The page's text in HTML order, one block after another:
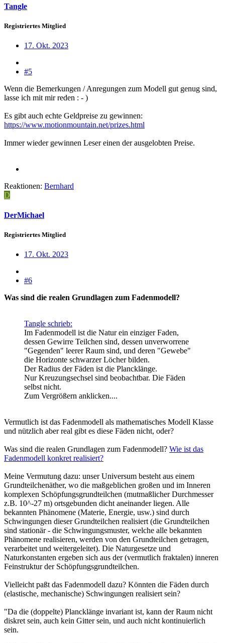
Tangle
Registriertes Mitglied
17. Okt. 2023
#5
Wenn die Bemerkungen / Anregungen zum Modell gut genug sind,
lasse ich mit mir reden : - )
Es gibt auch echte Geldpreise zu gewinnen:
https://www.motionmountain.net/prizes.html
Immer wieder gewinnen Leser einen der ausgelobten Preise.
Reaktionen: Bernhard
D
DerMichael
Registriertes Mitglied
17. Okt. 2023
#6
Was sind die realen Grundlagen zum Fadenmodell?
Tangle schrieb:
Im Fadenmodell ist die Natur ein einziger Faden,
dessen Gewirre Teilchen sind, dessen unverworrene
"Gegenden" leerer Raum sind, und deren "Gewebe"
die Horizonte schwarzer Löcher bilden.
Der Radius der Fäden ist die Plancklänge.
Nur Kreuzungsechsel sind beobachtbar. Die Fäden
selbst nicht.
Zum Vergrößern anklicken....
Vermutlich ist das Fadenmodell als mathematisches Modell Klasse
und nützlich aber real gibt es diese Fäden nicht, oder?
Was sind die realen Grundlagen zum Fadenmodell? Wie ist das
Fadenmodell konkret realisiert?
Meine Vermutung dazu: unser Universum besteht aus einem
Grundteilchenäther, wo die maßgeblichen großen und im Inneren
komplexen Schöpfungsgrundteilchen (mutmaßlicher Durchmesser
z.B. 10^-27 m) ortsgebunden dicht aneinander liegen. Alle
bekannten Phänomene (Materie, Energie, usw.) sind durch
Schwingungen dieser Grundteilchen realisiert (die Grundteilchen
sind stationär - die Schwingungsmuster, welche alle bekannten
Phänomene realisieren, werden von den Grundteilchen getragen,
verarbeitet und weitergeleitet). Die Naturgesetze und
Naturkonstanten ergeben sich aus der (vermutlich fraktalen) inneren
Feinstruktur der Schöpfungsgrundteilchen.
Vielleicht paßt das Fadenmodell dazu? Könnten die Fäden durch
(elastische, mechanische) Schwingungen realisiert sein?
"Da die (doppelte) Plancklänge invariant ist, kann der Raum nicht
diskret sein, auch kein Gitter sein, und auch nicht kontinuierlich
sein.